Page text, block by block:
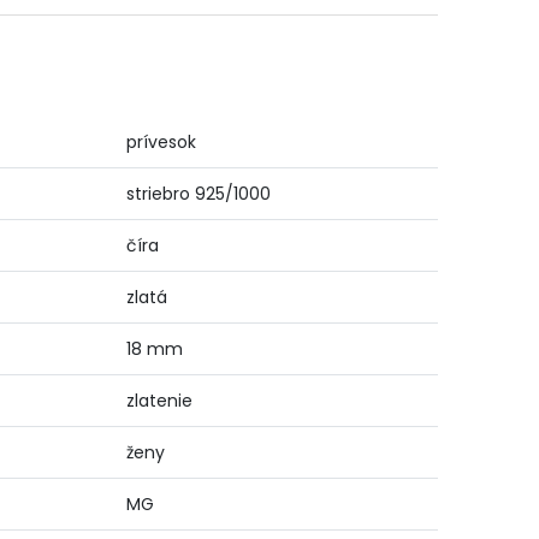
prívesok
striebro 925/1000
číra
zlatá
18 mm
zlatenie
ženy
MG